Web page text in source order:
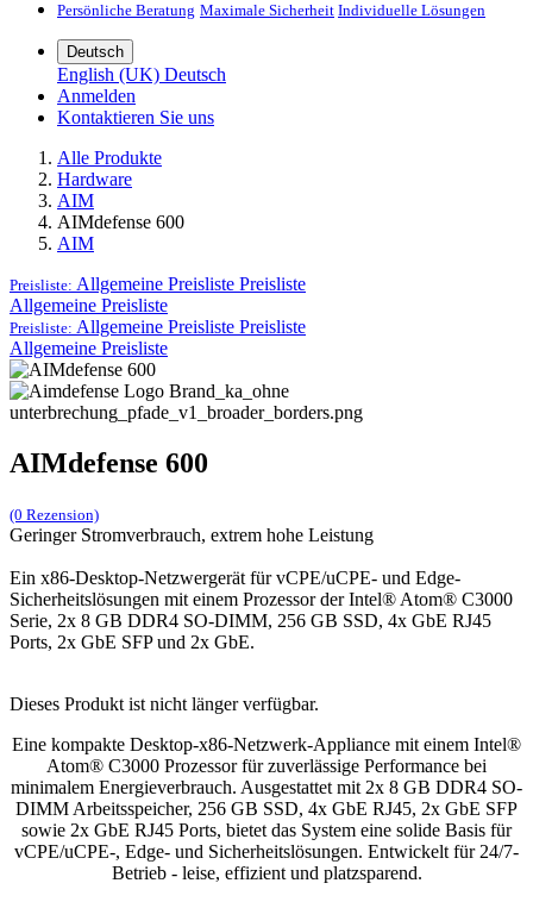
Persönliche Beratung Maximale Sicherheit Individuelle Lösungen
Deutsch
English (UK) Deutsch
Anmelden
Kontaktieren Sie uns
Alle Produkte
Hardware
AIM
AIMdefense 600
AIM
Preisliste: Allgemeine Preisliste Preisliste
Allgemeine Preisliste
Preisliste: Allgemeine Preisliste Preisliste
Allgemeine Preisliste
AIMdefense 600
(0 Rezension)
Geringer Stromverbrauch, extrem hohe Leistung
Ein x86-Desktop-Netzwergerät für vCPE/uCPE- und Edge-
Sicherheitslösungen mit einem Prozessor der Intel® Atom® C3000
Serie, 2x 8 GB DDR4 SO-DIMM, 256 GB SSD, 4x GbE RJ45
Ports, 2x GbE SFP und 2x GbE.
Dieses Produkt ist nicht länger verfügbar.
Eine kompakte Desktop-x86-Netzwerk-Appliance mit einem Intel®
Atom® C3000 Prozessor für zuverlässige Performance bei
minimalem Energieverbrauch. Ausgestattet mit 2x 8 GB DDR4 SO-
DIMM Arbeitsspeicher, 256 GB SSD, 4x GbE RJ45, 2x GbE SFP
sowie 2x GbE RJ45 Ports, bietet das System eine solide Basis für
vCPE/uCPE-, Edge- und Sicherheitslösungen. Entwickelt für 24/7-
Betrieb - leise, effizient und platzsparend.